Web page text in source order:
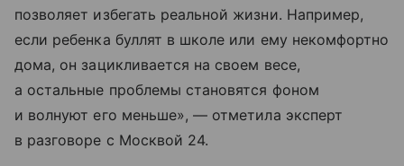
позволяет избегать реальной жизни. Например,
если ребенка буллят в школе или ему некомфортно
дома, он зацикливается на своем весе,
а остальные проблемы становятся фоном
и волнуют его меньше», — отметила эксперт
в разговоре с Москвой 24.